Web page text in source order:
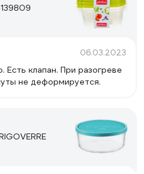
06.03.2023
клапан. При разогреве
не деформируется.